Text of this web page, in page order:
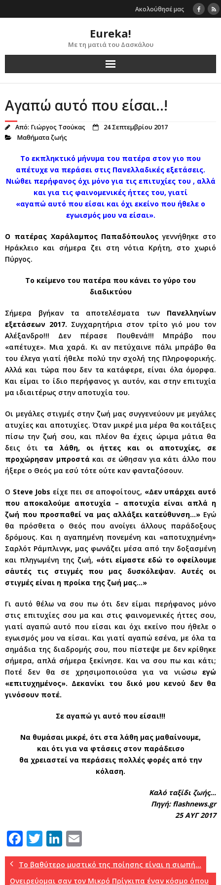
to
Ακολούθησέ μας
Eureka!
Με τη ματιά του Δασκάλου
Αγαπώ αυτό που είσαι..!
Από: Γιώργος Τσούκας
24 Σεπτεμβρίου 2017
Μαθήματα ζωής
Το εκπληκτικό μήνυμα του πατέρα στον γιο που
απέτυχε να περάσει στις Πανελλαδικές εξετάσεις.
Νιώθει περήφανος όχι μόνο για τις επιτυχίες του , αλλά
και για τις φαινομενικές ήττες του, γιατί
«αγαπώ αυτό που είσαι και όχι εκείνο που ήθελε ο
εγωισμός μου να είσαι».
Ο πατέρας Χαράλαμπος Παπαδόπουλος γεννήθηκε στο
Ηράκλειο και σήμερα ζει στη νότια Κρήτη, στο χωριό
Πύργος.
Το κείμενο του πατέρα που κάνει το γύρο του
διαδικτύου
Σήμερα βγήκαν τα αποτελέσματα των Πανελληνίων
εξετάσεων 2017. Συγχαρητήρια στον τρίτο γιό μου τον
Αλέξανδρο!!! Δεν πέρασε Πουθενά!!! Μπράβο που
«απέτυχε». Μια χαρά. Κι αν πετύχαινε πάλι μπράβο θα
του έλεγα γιατί ήθελε πολύ την σχολή της Πληροφορικής.
Αλλά και τώρα που δεν τα κατάφερε, είναι όλα όμορφα.
Και είμαι το ίδιο περήφανος γι αυτόν, και στην επιτυχία
μα ιδιαιτέρως στην αποτυχία του.
Οι μεγάλες στιγμές στην ζωή μας συγγενεύουν με μεγάλες
ατυχίες και αποτυχίες. Όταν μικρέ μια μέρα θα κοιτάξεις
πίσω την ζωή σου, και πλέον θα έχεις ώριμα μάτια θα
δεις ότι τα λάθη, οι ήττες και οι αποτυχίες, σε
προχώρησαν μπροστά και σε ώθησαν για κάτι άλλο που
ήξερε ο Θεός μα εσύ τότε ούτε καν φανταζόσουν.
Ο Steve Jobs είχε πει σε αποφοίτους, «Δεν υπάρχει αυτό
που αποκαλούμε αποτυχία – αποτυχία είναι απλά η
ζωή που προσπαθεί να μας αλλάξει κατεύθυνση…» Εγώ
θα πρόσθετα ο Θεός που ανοίγει άλλους παράδοξους
δρόμους. Και η αγαπημένη πονεμένη και «αποτυχημένη»
Σαρλότ Ράμπλινγκ, μας φωνάζει μέσα από την δοξασμένη
και πληγωμένη της ζωή, «ότι είμαστε εδώ το οφείλουμε
σ΄αυτές τις στιγμές που μας δυσκόλεψαν. Αυτές οι
στιγμές είναι η προίκα της ζωή μας…»
Γι αυτό θέλω να σου πω ότι δεν είμαι περήφανος μόνο
στις επιτυχίες σου μα και στις φαινομενικές ήττες σου,
γιατί αγαπώ αυτό που είσαι και όχι εκείνο που ήθελε ο
εγωισμός μου να είσαι. Και γιατί αγαπώ εσένα, με όλα τα
σημάδια της διαδρομής σου, που πίστεψε με δεν κρίθηκε
σήμερα, απλά σήμερα ξεκίνησε. Και να σου πω και κάτι;
Ποτέ δεν θα σε χρησιμοποιούσα για να νιώσω εγώ
«επιτυχημένος». Δεκανίκι του δικό μου κενού δεν θα
γινόσουν ποτέ.
Σε αγαπώ γι αυτό που είσαι!!!
Να θυμάσαι μικρέ, ότι στα λάθη μας μαθαίνουμε,
και ότι για να φτάσεις στον παράδεισο
θα χρειαστεί να περάσεις πολλές φορές από την
κόλαση.
Καλό ταξίδι ζωής…
Πηγή: flashnews.gr
25 ΑΥΓ 2017
F
a
c
T
w
it
Li
n
k
m
ai
Το βαθύτερο μυστικό της ποίησης είναι η σιωπή…
Ονειρεύομαι σαν τον Μικρό Πρίγκιπα έναν κόσμο όπου